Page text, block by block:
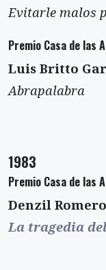
Evitarle malos
Premio Casa de las
Luis Britto
Abrapalabra
1983
Premio Casa de las
Denzil
La tragedia